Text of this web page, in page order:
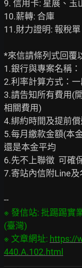
9. 信用卡: 星展、玉
10.薪轉: 合庫
11.財力證明: 報稅單
*來信請條列式回覆
1.銀行與專案名稱：
2.利率計算方式：
3.請告知所有費用(
相關費用)
4.綁約時間及提前
5.每月繳款金額(本
還是本金平均
6.先不上聯徵  可確
7.寄站內信附Line及
※ 發信站: 批踢踢實
(臺灣)
※ 文章網址: https://
440.A.102.html